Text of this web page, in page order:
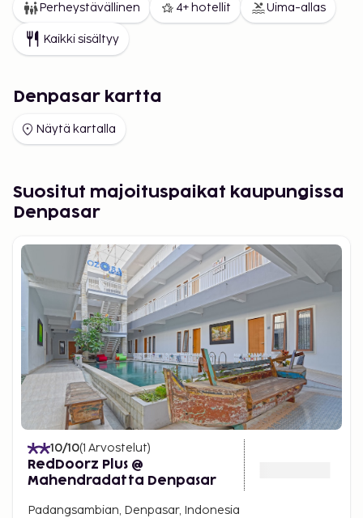
Perheystävällinen 4+ hotellit Uima-allas
Kaikki sisältyy
Denpasar kartta
Näytä kartalla
Suositut majoituspaikat kaupungissa
Denpasar
10/10(1 Arvostelut)
RedDoorz Plus @
Mahendradatta Denpasar
Padangsambian, Denpasar, Indonesia